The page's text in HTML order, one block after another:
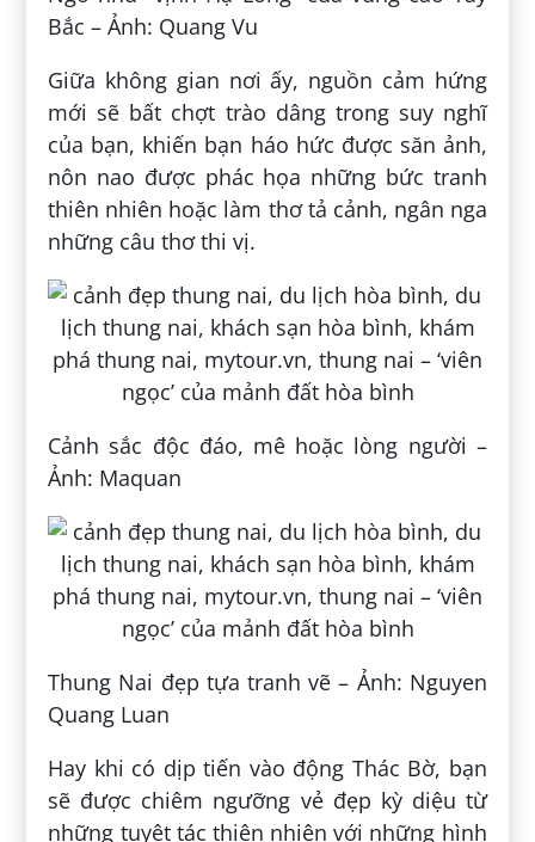
Bắc – Ảnh: Quang Vu
Giữa không gian nơi ấy, nguồn cảm hứng
mới sẽ bất chợt trào dâng trong suy nghĩ
của bạn, khiến bạn háo hức được săn ảnh,
nôn nao được phác họa những bức tranh
thiên nhiên hoặc làm thơ tả cảnh, ngân nga
những câu thơ thi vị.
Cảnh sắc độc đáo, mê hoặc lòng người –
Ảnh: Maquan
Thung Nai đẹp tựa tranh vẽ – Ảnh: Nguyen
Quang Luan
Hay khi có dịp tiến vào động Thác Bờ, bạn
sẽ được chiêm ngưỡng vẻ đẹp kỳ diệu từ
những tuyệt tác thiên nhiên với những hình